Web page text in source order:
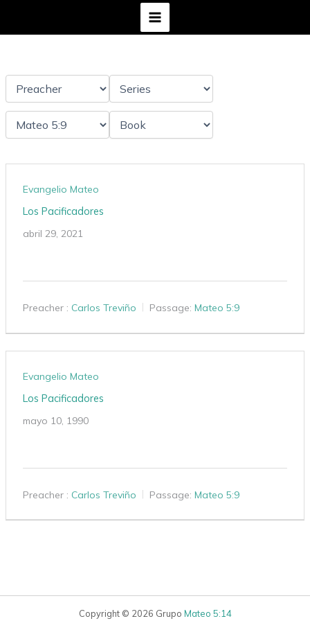
Evangelio Mateo
Los Pacificadores
abril 29, 2021
Preacher : Carlos Treviño Passage: Mateo 5:9
Evangelio Mateo
Los Pacificadores
mayo 10, 1990
Preacher : Carlos Treviño Passage: Mateo 5:9
Copyright © 2026 Grupo Mateo 5:14